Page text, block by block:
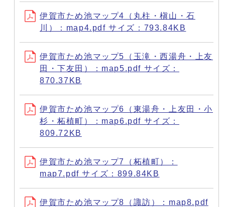
伊賀市ため池マップ4（丸柱・槇山・石
川）：map4.pdf サイズ：793.84KB
伊賀市ため池マップ5（玉滝・西湯舟・上友
田・下友田）：map5.pdf サイズ：
870.37KB
伊賀市ため池マップ6（東湯舟・上友田・小
杉・柘植町）：map6.pdf サイズ：
809.72KB
伊賀市ため池マップ7（柘植町）：
map7.pdf サイズ：899.84KB
伊賀市ため池マップ8（諏訪）：map8.pdf